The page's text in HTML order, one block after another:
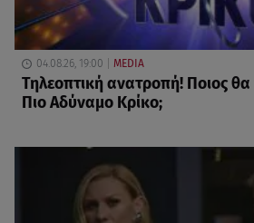
04.08.26, 19:00 MEDIA
Τηλεοπτική ανατροπή! Ποιος θα
Πιο Αδύναμο Κρίκο;